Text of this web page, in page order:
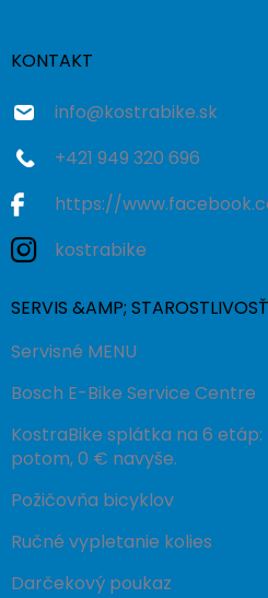
KONTAKT
info@kostrabike.sk
+421 949 320 696
https://
kostrabike
SERVIS &AMP; STAROSTLIVOSŤ
Servisné MENU
Bosch E-Bike Service Centre
KostraBike splátka na 6 etáp:
potom, 0 € navyše.
Požičovňa bicyklov
Ručné vypletanie kolies
Darčekový poukaz